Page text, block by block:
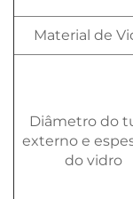
Material de
Diâmetro do
externo e
do vidro